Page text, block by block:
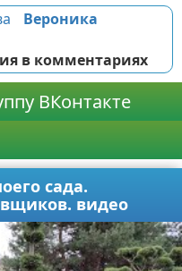
Вероника
в комментариях
ВКонтакте
сада.
видео